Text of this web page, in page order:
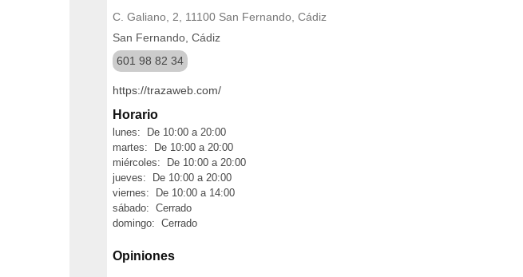
C. Galiano, 2, 11100 San Fernando, Cádiz
San Fernando, Cádiz
601 98 82 34
https://trazaweb.com/
Horario
lunes: De 10:00 a 20:00
martes: De 10:00 a 20:00
miércoles: De 10:00 a 20:00
jueves: De 10:00 a 20:00
viernes: De 10:00 a 14:00
sábado: Cerrado
domingo: Cerrado
Opiniones